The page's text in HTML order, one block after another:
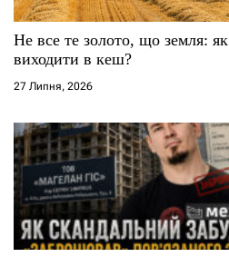
Не все те золото, що земля:
виходити в кеш?
27 Липня, 2026